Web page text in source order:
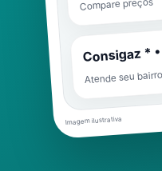
Compare preços
Consigaz *
Atende seu
Imagem ilustrativa